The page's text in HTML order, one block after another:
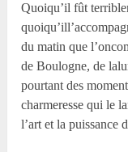
Quoiqu’il fût
du matin que
de Boulogne, de
pourtant des
charmeresse qui le
l’art et la puissance